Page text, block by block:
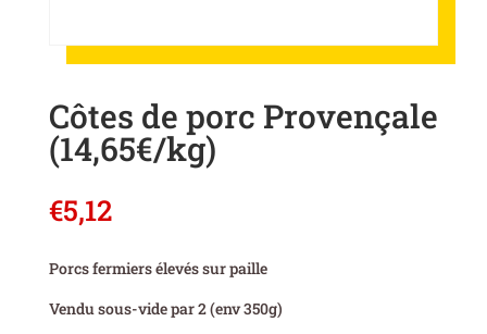
Côtes de porc Provençale
(14,65€/kg)
€5,12
Porcs fermiers élevés sur paille
Vendu sous-vide par 2 (env 350g)